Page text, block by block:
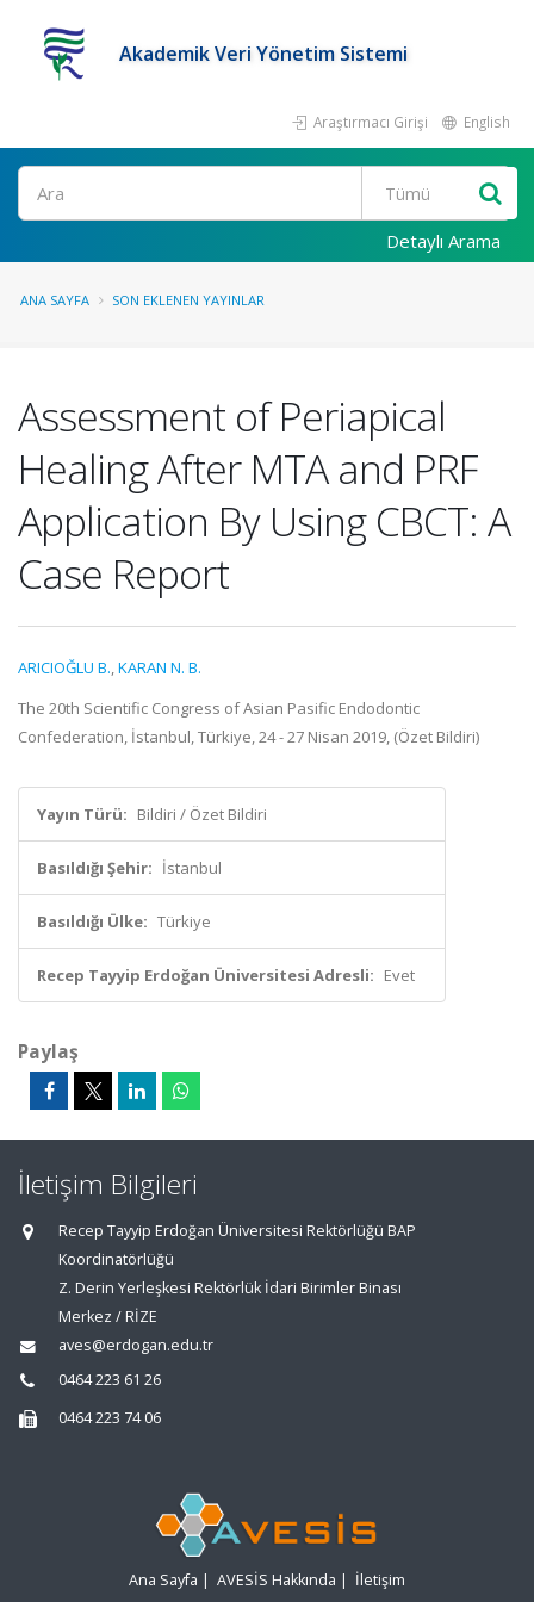
Akademik Veri Yönetim Sistemi
Araştırmacı Girişi English
Ara
Detaylı Arama
ANA SAYFA SON EKLENEN YAYINLAR
Assessment of Periapical
Healing After MTA and PRF
Application By Using CBCT: A
Case Report
ARICIOĞLU B.,KARAN N. B.
The 20th Scientific Congress of Asian Pasific Endodontic
Confederation, İstanbul, Türkiye, 24 - 27 Nisan 2019, (Özet Bildiri)
Yayın Türü: Bildiri / Özet Bildiri
Basıldığı Şehir: İstanbul
Basıldığı Ülke: Türkiye
Recep Tayyip Erdoğan Üniversitesi Adresli: Evet
Paylaş
İletişim Bilgileri
Recep Tayyip Erdoğan Üniversitesi Rektörlüğü BAP
Koordinatörlüğü
Z. Derin Yerleşkesi Rektörlük İdari Birimler Binası
Merkez / RİZE
aves@erdogan.edu.tr
0464 223 61 26
0464 223 74 06
Ana Sayfa | AVESİS Hakkında | İletişim